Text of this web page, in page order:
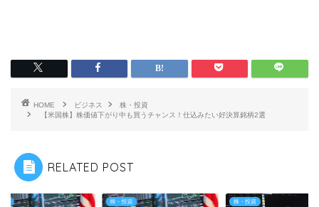
HOME ビジネス
株・投資
【米国株】株価値下がり中も買うチャンス！仕込みたい好決算銘柄2選
RELATED POST
株・投資 株・投資